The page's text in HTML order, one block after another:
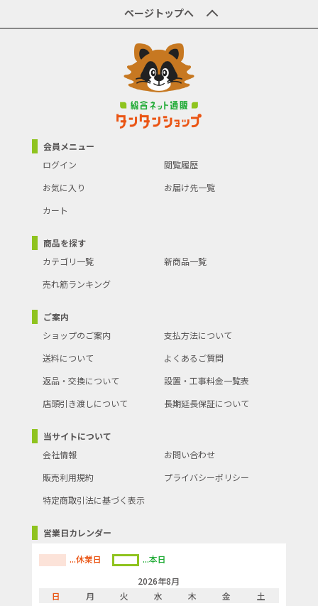
日本
料理器具
ページトップへ
会員メニュー
ログイン
閲覧履歴
お気に入り
お届け先一覧
カート
商品を探す
カテゴリ一覧
新商品一覧
売れ筋ランキング
ご案内
ショップのご案内
支払方法について
送料について
よくあるご質問
返品・交換について
設置・工事料金一覧表
店頭引き渡しについて
長期延長保証について
当サイトについて
会社情報
お問い合わせ
販売利用規約
プライバシーポリシー
特定商取引法に基づく表示
営業日カレンダー
...休業日
...本日
2026年8月
日
月 火 水 木 金
土